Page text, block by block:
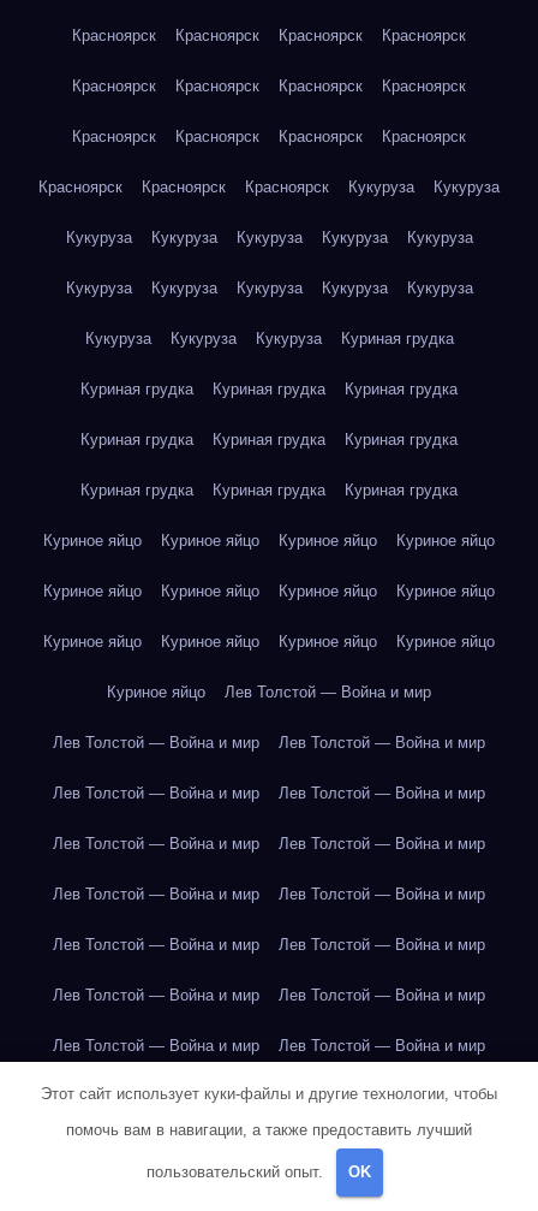
Красноярск Красноярск Красноярск Красноярск
Красноярск Красноярск Красноярск Красноярск
Красноярск Красноярск Красноярск Красноярск
Красноярск Красноярск Красноярск Кукуруза Кукуруза
Кукуруза Кукуруза Кукуруза Кукуруза Кукуруза
Кукуруза Кукуруза Кукуруза Кукуруза Кукуруза
Кукуруза Кукуруза Кукуруза Куриная грудка
Куриная грудка Куриная грудка Куриная грудка
Куриная грудка Куриная грудка Куриная грудка
Куриная грудка Куриная грудка Куриная грудка
Куриное яйцо Куриное яйцо Куриное яйцо Куриное яйцо
Куриное яйцо Куриное яйцо Куриное яйцо Куриное яйцо
Куриное яйцо Куриное яйцо Куриное яйцо Куриное яйцо
Куриное яйцо Лев Толстой — Война и мир
Лев Толстой — Война и мир Лев Толстой — Война и мир
Лев Толстой — Война и мир Лев Толстой — Война и мир
Лев Толстой — Война и мир Лев Толстой — Война и мир
Лев Толстой — Война и мир Лев Толстой — Война и мир
Лев Толстой — Война и мир Лев Толстой — Война и мир
Лев Толстой — Война и мир Лев Толстой — Война и мир
Лев Толстой — Война и мир Лев Толстой — Война и мир
Лондон Лондон Лондон Лондон Лондон Лондон
Лондон
Лондон Лос-Анджелес
Этот сайт использует куки-файлы и другие технологии, чтобы
помочь вам в навигации, а также предоставить лучший
пользовательский опыт. OK